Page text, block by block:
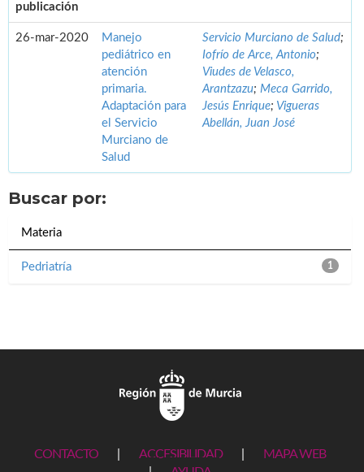
publicación
26-mar-2020
Manejo
pediátrico en
atención
primaria.
Adaptación para
el Servicio
Murciano de
Salud
Servicio Murciano de Salud;
Iofrío de Arce, Antonio;
Viudes de Velasco,
Arantzazu; Meca Garrido,
Jesús Enrique; Vigueras
Abellán, Juan José
Buscar por:
Materia
1
Pedriatría
CONTACTO ACCESIBILIDAD
MAPA WEB